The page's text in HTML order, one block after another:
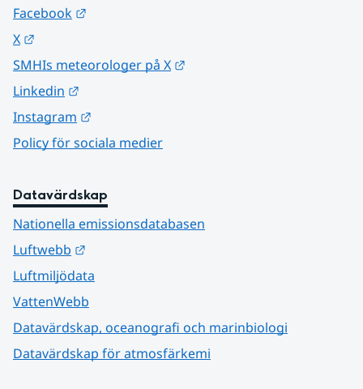
Facebook
X
SMHIs meteorologer på X
Linkedin
Instagram
Policy för sociala medier
Datavärdskap
Nationella emissionsdatabasen
Luftwebb
Luftmiljödata
VattenWebb
Datavärdskap, oceanografi och marinbiologi
Datavärdskap för atmosfärkemi